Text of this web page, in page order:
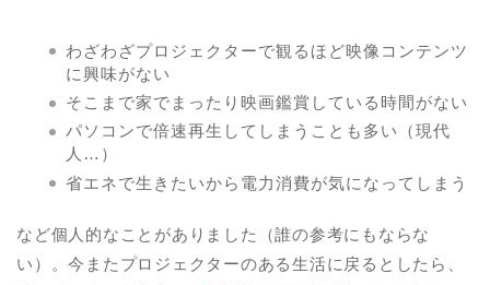
わざわざプロジェクターで観るほど映像コンテンツ
に興味がない
そこまで家でまったり映画鑑賞している時間がない
パソコンで倍速再生してしまうことも多い（現代
人…）
省エネで生きたいから電力消費が気になってしまう
など個人的なことがありました（誰の参考にもならな
い）。今またプロジェクターのある生活に戻るとしたら、